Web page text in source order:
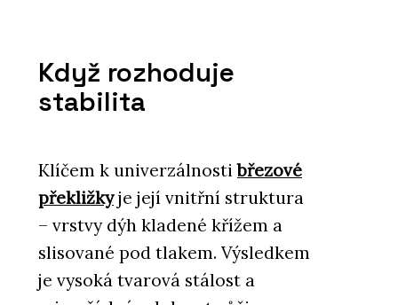
Když rozhoduje
stabilita
Klíčem k univerzálnostibřezové
překližkyje její vnitřní struktura
– vrstvy dýh kladené křížem a
slisované pod tlakem. Výsledkem
je vysoká tvarová stálost a